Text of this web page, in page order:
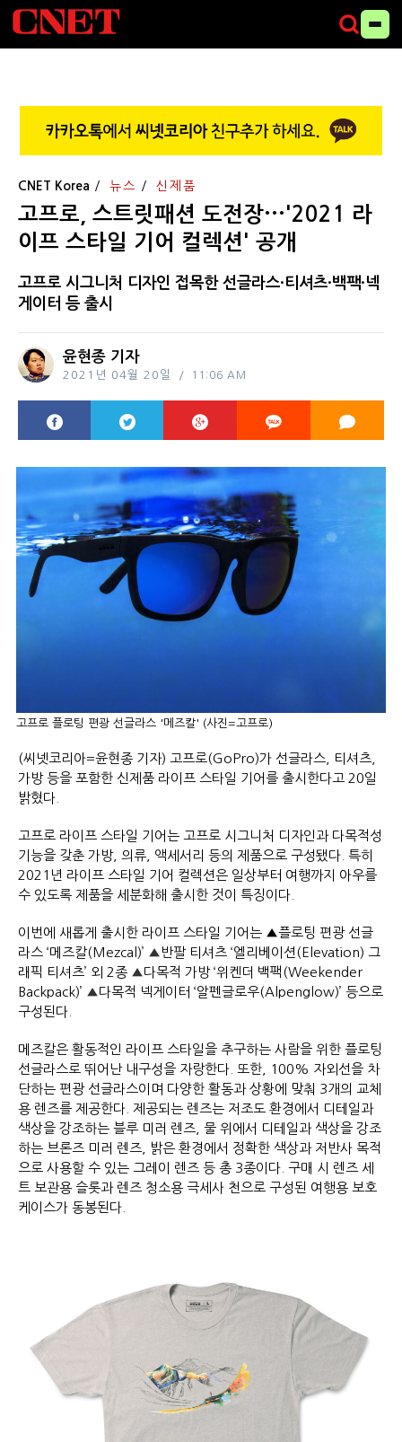
CNET Korea 뉴스 신제품
고프로, 스트릿패션 도전장···'2021 라
이프 스타일 기어 컬렉션' 공개
고프로 시그니처 디자인 접목한 선글라스·티셔츠·백팩·넥
게이터 등 출시
윤현종 기자
2021년 04월 20일 11:06 AM
고프로 플로팅 편광 선글라스 '메즈칼' (사진=고프로)
(씨넷코리아=윤현종 기자) 고프로(GoPro)가 선글라스, 티셔츠,
가방 등을 포함한 신제품 라이프 스타일 기어를 출시한다고 20일
밝혔다.
고프로 라이프 스타일 기어는 고프로 시그니처 디자인과 다목적성
기능을 갖춘 가방, 의류, 액세서리 등의 제품으로 구성됐다. 특히
2021년 라이프 스타일 기어 컬렉션은 일상부터 여행까지 아우를
수 있도록 제품을 세분화해 출시한 것이 특징이다.
이번에 새롭게 출시한 라이프 스타일 기어는 ▲플로팅 편광 선글
라스 ‘메즈칼(Mezcal)’ ▲ 반팔 티셔츠 ‘엘리베이션(Elevation) 그
래픽 티셔츠’ 외 2종 ▲다목적 가방 ‘위켄더 백팩(Weekender
Backpack)’ ▲다목적 넥게이터 ‘알펜글로우(Alpenglow)’ 등으로
구성된다.
메즈칼은 활동적인 라이프 스타일을 추구하는 사람을 위한 플로팅
선글라스로 뛰어난 내구성을 자랑한다. 또한, 100% 자외선을 차
단하는 편광 선글라스이며 다양한 활동과 상황에 맞춰 3개의 교체
용 렌즈를 제공한다. 제공되는 렌즈는 저조도 환경에서 디테일과
색상을 강조하는 블루 미러 렌즈, 물 위에서 디테일과 색상을 강조
하는 브론즈 미러 렌즈, 밝은 환경에서 정확한 색상과 저반사 목적
으로 사용할 수 있는 그레이 렌즈 등 총 3종이다. 구매 시 렌즈 세
트 보관용 슬롯과 렌즈 청소용 극세사 천으로 구성된 여행용 보호
케이스가 동봉된다.